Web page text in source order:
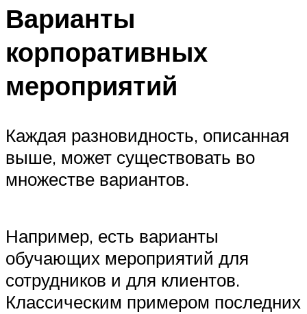
Варианты
корпоративных
мероприятий
Каждая разновидность, описанная
выше, может существовать во
множестве вариантов.
Например, есть варианты
обучающих мероприятий для
сотрудников и для клиентов.
Классическим примером последних